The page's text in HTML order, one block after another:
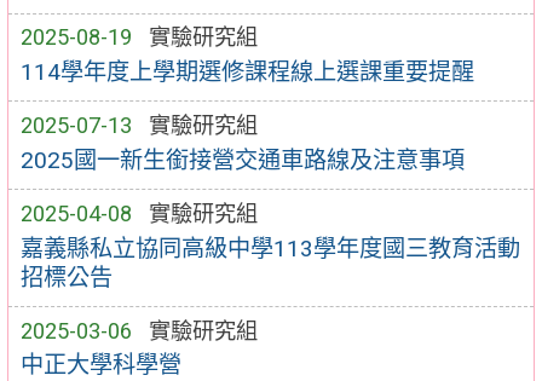
2025-08-19 實驗研究組
114學年度上學期選修課程線上選課重要提醒
2025-07-13 實驗研究組
2025國一新生銜接營交通車路線及注意事項
2025-04-08 實驗研究組
嘉義縣私立協同高級中學113學年度國三教育活動
招標公告
2025-03-06 實驗研究組
中正大學科學營